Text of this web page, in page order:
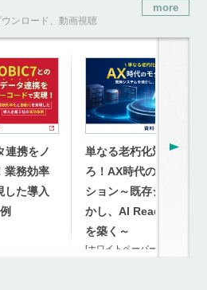
ンロード、動画視聴
more
連携をノ
業務効率
した導入
単なる老朽化対策を超
ろ！AX時代のモダナイ
ション～既存システム
かし、AI Readyな連携
を築く～
[ホワイトペーパー]